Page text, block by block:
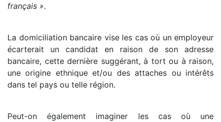
français ».
La domiciliation bancaire vise les cas où un employeur
écarterait un candidat en raison de son adresse
bancaire, cette dernière suggérant, à tort ou à raison,
une origine ethnique et/ou des attaches ou intérêts
dans tel pays ou telle région.
Peut-on également imaginer les cas où une